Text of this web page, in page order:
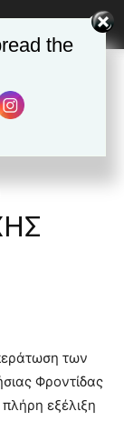
ΚΗΦΗ
των
Φροντίδας
εξέλιξη
the